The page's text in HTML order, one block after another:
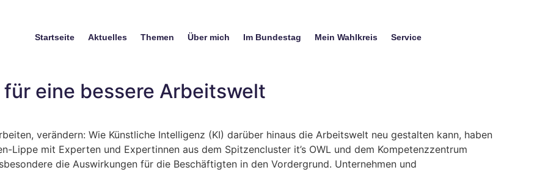
Startseite Aktuelles Themen Über mich Im Bundestag Mein Wahlkreis Service
eine bessere Arbeitswelt
verändern: Wie Künstliche Intelligenz (KI) darüber hinaus die Arbeitswelt neu gestalten kann, haben
Lippe mit Experten und Expertinnen aus dem Spitzencluster it’s OWL und dem Kompetenzzentrum
die Auswirkungen für die Beschäftigten in den Vordergrund. Unternehmen und